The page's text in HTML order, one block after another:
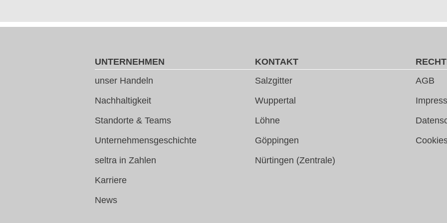
UNTERNEHMEN
unser Handeln
Nachhaltigkeit
Standorte & Teams
Unternehmensgeschichte
seltra in Zahlen
Karriere
News
KONTAKT
Salzgitter
Wuppertal
Löhne
Göppingen
Nürtingen (Zentrale)
AGB